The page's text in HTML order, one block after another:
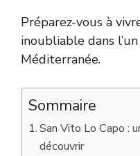
Préparez-vous à
inoubliable dans
Méditerranée.
Sommaire
San Vito Lo Capo :
découvrir